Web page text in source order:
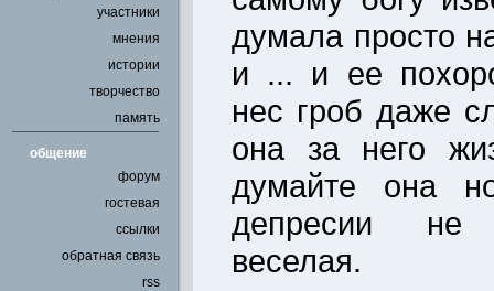
участники
мнения
истории
творчество
память
общение
форум
гостевая
ссылки
обратная связь
rss
думала просто
и ... и ее
нес гроб даже
она за него
думайте она
депресии не
веселая.